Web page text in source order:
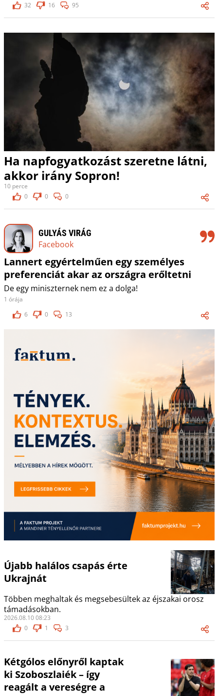
32
16 95
Ha napfogyatkozást szeretne látni,
akkor irány Sopron!
10 perce
0
0 0
GULYÁS VIRÁG
Facebook
Lannert egyértelműen egy személyes
preferenciát akar az országra erőltetni
De egy miniszternek nem ez a dolga!
1 órája
6
0 13
Újabb halálos csapás érte
Ukrajnát
Többen meghaltak és megsebesültek az éjszakai orosz
támadásokban.
2026.08.10 08:23
0
1 3
Kétgólos előnyről kaptak
ki Szoboszlaiék – így
reagált a vereségre a